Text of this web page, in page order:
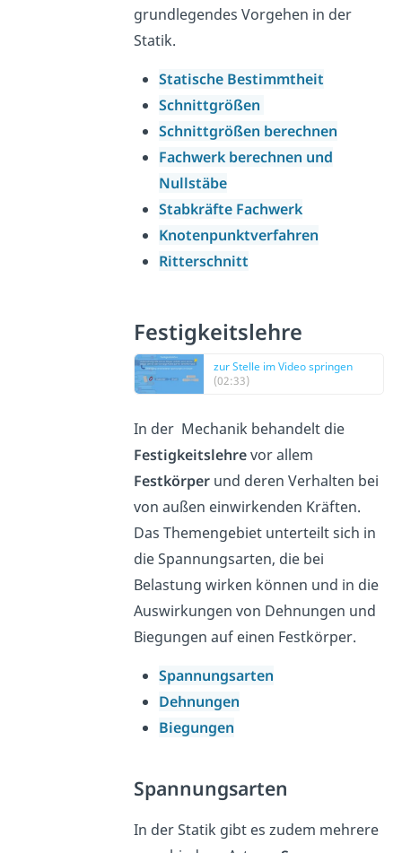
grundlegendes Vorgehen in der
Statik.
Statische Bestimmtheit
Schnittgrößen
Schnittgrößen berechnen
Fachwerk berechnen und
Nullstäbe
Stabkräfte Fachwerk
Knotenpunktverfahren
Ritterschnitt
Festigkeitslehre
zur Stelle im Video springen
(02:33)
In der Mechanik behandelt die
Festigkeitslehrevor allem
Festkörperund deren Verhalten bei
von außen einwirkenden Kräften.
Das Themengebiet unterteilt sich in
die Spannungsarten, die bei
Belastung wirken können und in die
Auswirkungen von Dehnungen und
Biegungen auf einen Festkörper.
Spannungsarten
Dehnungen
Biegungen
Spannungsarten
In der Statik gibt es zudem mehrere